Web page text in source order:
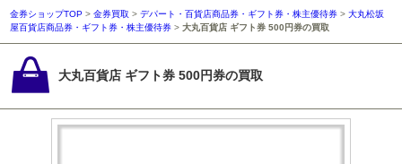
金券ショップTOP >金券買取 >デパート・百貨店商品券・ギフト券・株主優待券 >大丸松坂
屋百貨店商品券・ギフト券・株主優待券 >大丸百貨店 ギフト券 500円券の買取
大丸百貨店 ギフト券 500円券の買取